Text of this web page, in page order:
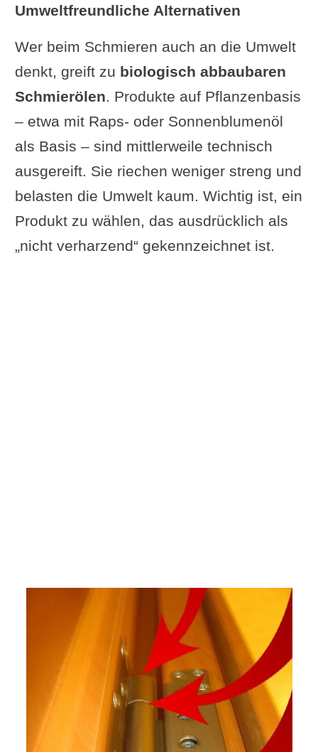
Umweltfreundliche Alternativen
Wer beim Schmieren auch an die Umwelt
denkt, greift zu biologisch abbaubaren
Schmierölen. Produkte auf Pflanzenbasis
– etwa mit Raps- oder Sonnenblumenöl
als Basis – sind mittlerweile technisch
ausgereift. Sie riechen weniger streng und
belasten die Umwelt kaum. Wichtig ist, ein
Produkt zu wählen, das ausdrücklich als
„nicht verharzend“ gekennzeichnet ist.